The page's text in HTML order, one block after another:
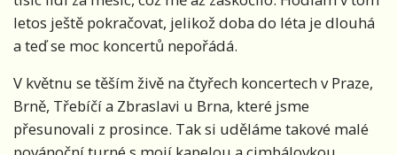
letos ještě pokračovat, jelikož doba do léta je dlouhá
a teď se moc koncertů nepořádá.
V květnu se těším živě na čtyřech koncertech v Praze,
Brně, Třebíčí a Zbraslavi u Brna, které jsme
přesunovali z prosince. Tak si uděláme takové malé